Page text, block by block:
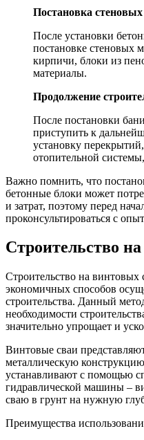
Постановка
После установки
постановке стеновых
кирпичи, блоки из
материалы.
Продолжение
После постановки
приступить к
установку
отопительной
Важно помнить, что
бетонные блоки может
и затрат, поэтому перед
проконсультироваться с
Строительство
Строительство на
экономичных способов
строительства. Данный
необходимости
значительно упрощает и
Винтовые сваи
металлическую
устанавливают с помощью
гидравлической машины –
сваю в грунт на нужную
Преимущества